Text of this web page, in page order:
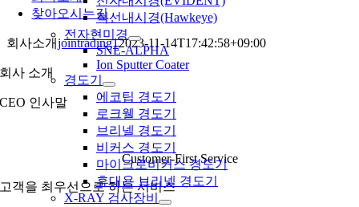
직선내시경(Hawkeye)
전자현미경
SNE-ALPHA
Ion Sputter Coater
경도기
에코팁 경도기
로크웰 경도기
브리넬 경도기
비커스 경도기
마이크로비커스 경도기
휴대용 브리넬 경도기
X-RAY 검사장비
찾아오시는길
회사소개jointrading12023-11-14T17:42:58+09:00
회사 소개
CEO 인사말
Customer-First Service
고객을 최우선으로 하는 서비스